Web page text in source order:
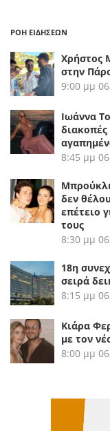
ΡΟΗ ΕΙΔΗΣΕΩΝ
Χρήστος
στην
9:00 μμ
Ιωάννα
8:45 μμ
δεν
επέτειο
τους
8:30 μμ
18η
σειρά
8:15 μμ
Κιάρα
με τον
8:00 μμ